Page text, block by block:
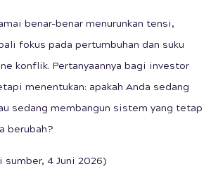
benar-benar menurunkan tensi,
fokus pada pertumbuhan dan suku
konflik. Pertanyaannya bagi investor
menentukan: apakah Anda sedang
sedang membangun sistem yang tetap
berubah?
4 Juni 2026)